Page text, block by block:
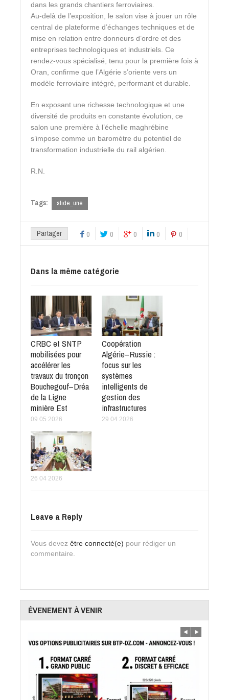
dans les grands chantiers ferroviaires.
Au-delà de l’exposition, le salon vise à jouer un rôle
central de plateforme d’échanges techniques et de
mise en relation entre donneurs d’ordre et des
entreprises technologiques et industriels. Ce
rendez-vous spécialisé, tenu pour la première fois à
Oran, confirme que l’Algérie s’oriente vers un
modèle ferroviaire intégré, performant et durable.
En exposant une richesse technologique et une
diversité de produits en constante évolution, ce
salon une première à l’échelle maghrébine
s’impose comme un baromètre du potentiel de
transformation industrielle du rail algérien.
R.N.
Tags: slide_une
Partager 0 0 0 0 0
Dans la même catégorie
CRBC et SNTP
mobilisées pour
accélérer les
travaux du tronçon
Bouchegouf–Dréa
de la Ligne
minière Est
09 05 2026
Coopération
Algérie–Russie :
focus sur les
systèmes
intelligents de
gestion des
infrastructures
29 04 2026
26 04 2026
Leave a Reply
Vous devez être connecté(e) pour rédiger un
commentaire.
ÉVENEMENT À VENIR